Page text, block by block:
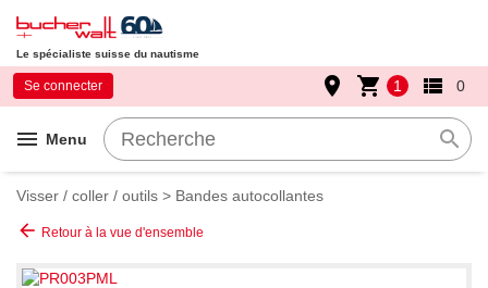
Le spécialiste suisse du nautisme
menu Menu search
Se connecter place shopping_cart 1 view_list 0
Visser / coller / outils > Bandes autocollantes
arrow_back Retour à la vue d'ensemble